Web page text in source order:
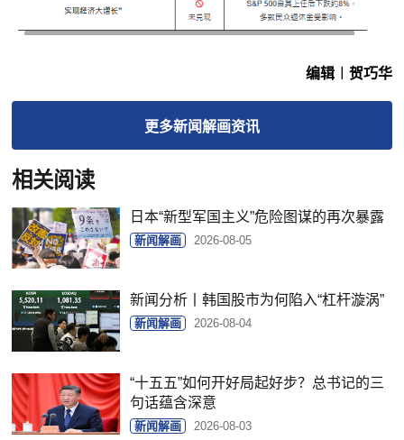
编辑︱贺巧华
更多新闻解画资讯
相关阅读
日本“新型军国主义”危险图谋的再次暴露
新闻解画 2026-08-05
新闻分析丨韩国股市为何陷入“杠杆漩涡”
新闻解画 2026-08-04
“十五五”如何开好局起好步？总书记的三
句话蕴含深意
新闻解画 2026-08-03